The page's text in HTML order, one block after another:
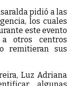
pidió a las
los cuales
este evento
otros centros
remitieran sus
Luz Adriana